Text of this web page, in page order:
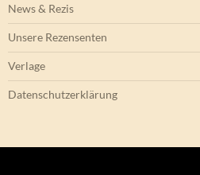
News & Rezis
Unsere Rezensenten
Verlage
Datenschutzerklärung